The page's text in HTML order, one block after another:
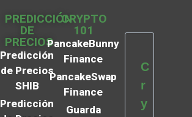
PREDICCIÓN
DE
PRECIOS
Predicción
de Precios
SHIB
Predicción
CRYPTO
101
PancakeBunny
Finance
PancakeSwap
Finance
Guarda
C
r
y